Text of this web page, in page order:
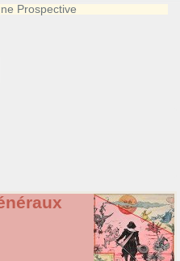
Prospective